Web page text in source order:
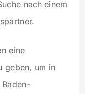
nach einem
eine
geben, um in
Baden-